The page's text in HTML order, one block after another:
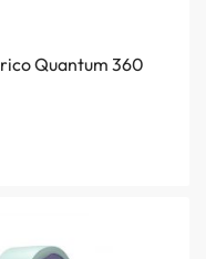
Quantum 360